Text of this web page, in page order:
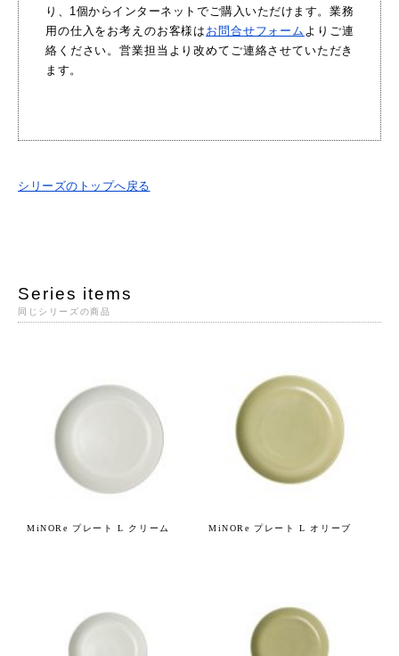
り、1個からインターネットでご購入いただけます。業務
用の仕入をお考えのお客様は お問合せフォーム よりご連
絡ください。営業担当より改めてご連絡させていただき
ます。
シリーズのトップへ戻る
Series items
同じシリーズの商品
MiNORe プレート L クリーム MiNORe プレート L オリーブ